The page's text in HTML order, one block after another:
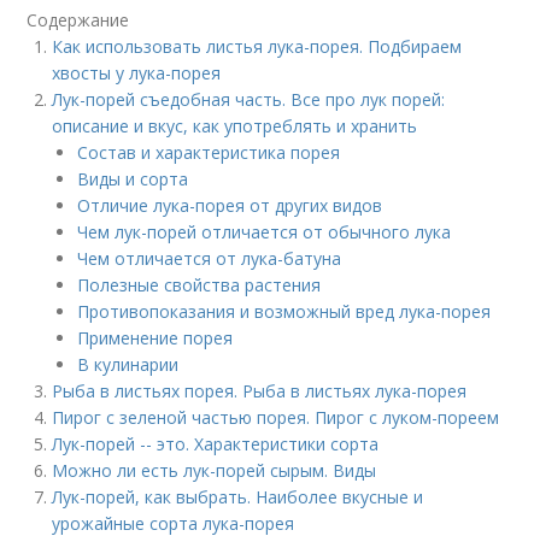
Содержание
Как использовать листья лука-порея. Подбираем
хвосты у лука-порея
Лук-порей съедобная часть. Все про лук порей:
описание и вкус, как употреблять и хранить
Состав и характеристика порея
Виды и сорта
Отличие лука-порея от других видов
Чем лук-порей отличается от обычного лука
Чем отличается от лука-батуна
Полезные свойства растения
Противопоказания и возможный вред лука-порея
Применение порея
В кулинарии
Рыба в листьях порея. Рыба в листьях лука-порея
Пирог с зеленой частью порея. Пирог с луком-пореем
Лук-порей -- это. Характеристики сорта
Можно ли есть лук-порей сырым. Виды
Лук-порей, как выбрать. Наиболее вкусные и
урожайные сорта лука-порея